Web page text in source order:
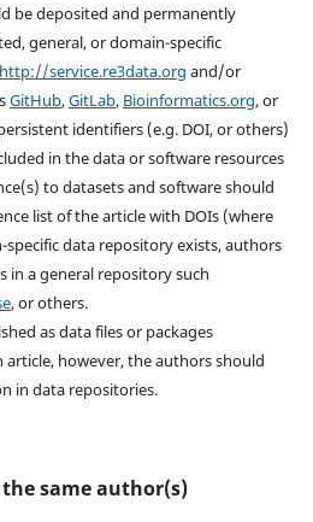
be deposited and permanently
general, or domain-specific
http://service.re3data.org and/or
GitHub,GitLab, Bioinformatics.org, or
identifiers (e.g. DOI, or others)
in the data or software resources
to datasets and software should
list of the article with DOIs (where
data repository exists, authors
in a general repository such
, or others.
as data files or packages
however, the authors should
in data repositories.
same author(s)